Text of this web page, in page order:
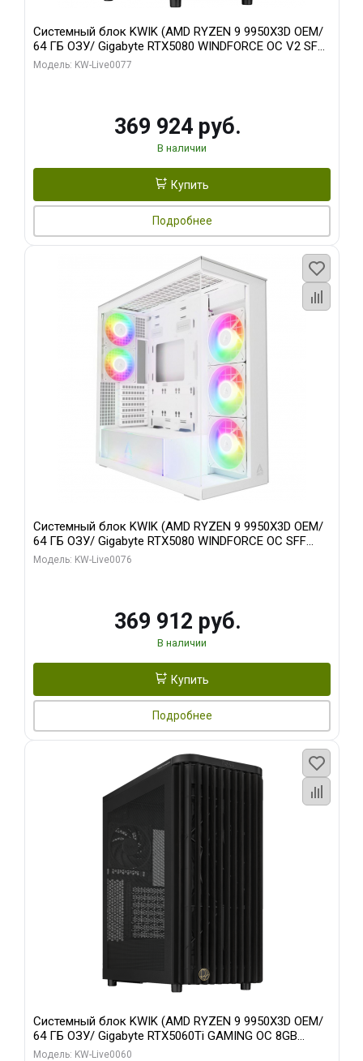
Системный блок KWIK (AMD RYZEN 9 9950X3D OEM/
64 ГБ ОЗУ/ Gigabyte RTX5080 WINDFORCE OC V2 SFF
16GB GDDR7 256b/ 960 ГБ SSD)
Модель: KW-Live0077
369 924 руб.
В наличии
Купить
Подробнее
Системный блок KWIK (AMD RYZEN 9 9950X3D OEM/
64 ГБ ОЗУ/ Gigabyte RTX5080 WINDFORCE OC SFF
16GB GDDR7 256bit / 960 ГБ SSD)
Модель: KW-Live0076
369 912 руб.
В наличии
Купить
Подробнее
Системный блок KWIK (AMD RYZEN 9 9950X3D OEM/
64 ГБ ОЗУ/ Gigabyte RTX5060Ti GAMING OC 8GB
GDDR7 128bit 3xDP H/ 1 ТБ SSD)
Модель: KW-Live0060